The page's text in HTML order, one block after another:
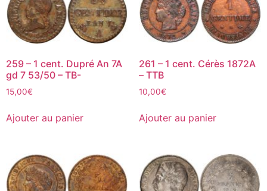
259 – 1 cent. Dupré An 7A
gd 7 53/50 – TB-
15,00€
Ajouter au panier
261 – 1 cent. Cérès 1872A
– TTB
10,00€
Ajouter au panier